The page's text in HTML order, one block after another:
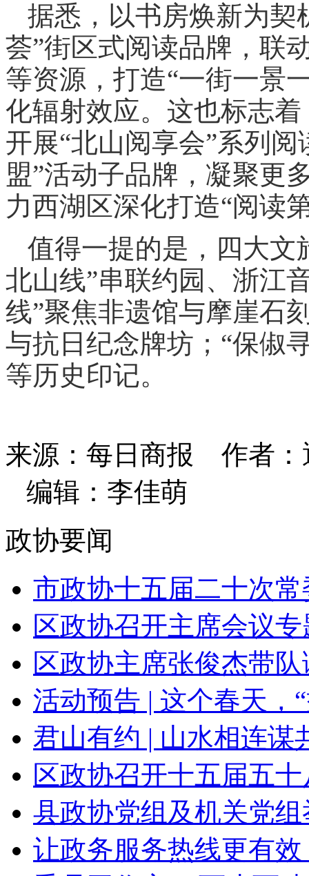
据悉，以书房焕新为契
荟”街区式阅读品牌，联
等资源，打造“一街一景
化辐射效应。这也标志
开展“北山阅享会”系列
盟”活动子品牌，凝聚更
力西湖区深化打造“阅读
值得一提的是，四大
北山线”串联约园、浙江
线”聚焦非遗馆与摩崖石
与抗日纪念牌坊；“保俶
等历史印记。
来源：每日商报 作者
编辑：李佳萌
政协要闻
市政协十五届二十次
区政协召开主席会议
区政协主席张俊杰带
活动预告 | 这个春天，
君山有约 | 山水相连谋
区政协召开十五届五
县政协党组及机关党
让政务服务热线更有